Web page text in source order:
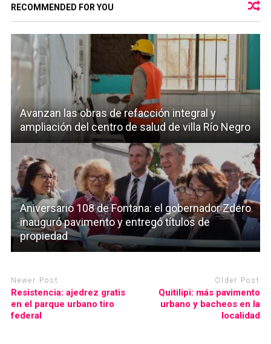
RECOMMENDED FOR YOU
Avanzan las obras de refacción integral y
ampliación del centro de salud de villa Río Negro
Aniversario 108 de Fontana: el gobernador Zdero
inauguró pavimento y entregó títulos de
propiedad
Newer Post
Resistencia: ajedrez gratis
en el parque urbano tiro
federal
Older Post
Quitilipi: más pavimento
urbano y bacheos en la
localidad